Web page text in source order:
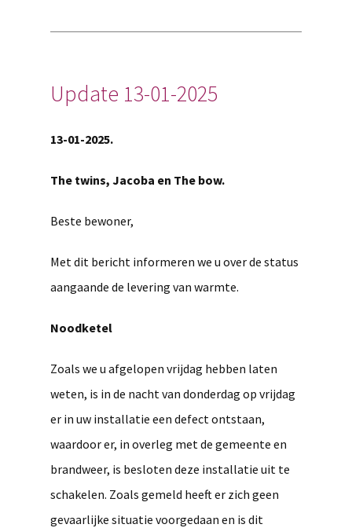
Update 13-01-2025
13-01-2025.
The twins, Jacoba en The bow.
Beste bewoner,
Met dit bericht informeren we u over de status
aangaande de levering van warmte.
Noodketel
Zoals we u afgelopen vrijdag hebben laten
weten, is in de nacht van donderdag op vrijdag
er in uw installatie een defect ontstaan,
waardoor er, in overleg met de gemeente en
brandweer, is besloten deze installatie uit te
schakelen. Zoals gemeld heeft er zich geen
gevaarlijke situatie voorgedaan en is dit